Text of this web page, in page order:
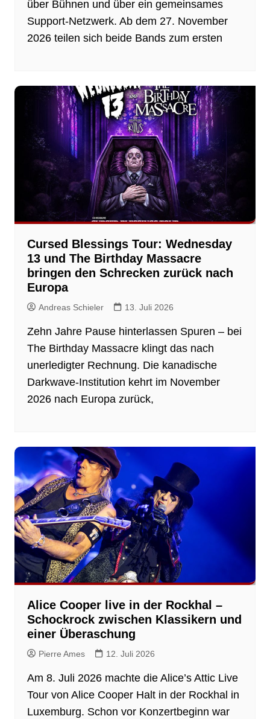
über Bühnen und über ein gemeinsames
Support-Netzwerk. Ab dem 27. November
2026 teilen sich beide Bands zum ersten
Cursed Blessings Tour: Wednesday
13 und The Birthday Massacre
bringen den Schrecken zurück nach
Europa
Andreas Schieler 13. Juli 2026
Zehn Jahre Pause hinterlassen Spuren – bei
The Birthday Massacre klingt das nach
unerledigter Rechnung. Die kanadische
Darkwave-Institution kehrt im November
2026 nach Europa zurück,
Alice Cooper live in der Rockhal –
Schockrock zwischen Klassikern und
einer Überaschung
Pierre Ames 12. Juli 2026
Am 8. Juli 2026 machte die Alice’s Attic Live
Tour von Alice Cooper Halt in der Rockhal in
Luxemburg. Schon vor Konzertbeginn war